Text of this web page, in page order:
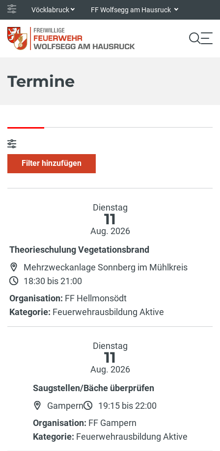
Vöcklabruck FF Wolfsegg am Hausruck
Termine
Filter hinzufügen
Dienstag
11
Aug. 2026
Theorieschulung Vegetationsbrand
Mehrzweckanlage Sonnberg im Mühlkreis
18:30 bis 21:00
Organisation: FF Hellmonsödt
Kategorie: Feuerwehrausbildung Aktive
Dienstag
11
Aug. 2026
Saugstellen/Bäche überprüfen
Gampern
19:15 bis 22:00
Organisation: FF Gampern
Kategorie: Feuerwehrausbildung Aktive